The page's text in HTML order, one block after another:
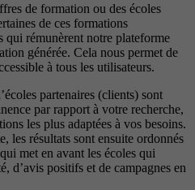
de formation ou des écoles
de ces formations
qui rémunèrent notre plateforme
générée. Cela nous permet de
à tous les utilisateurs.
partenaires (clients) sont
par rapport à votre recherche,
les plus adaptées à vos besoins.
les résultats sont ensuite ordonnés
met en avant les écoles qui
d’avis positifs et de campagnes en